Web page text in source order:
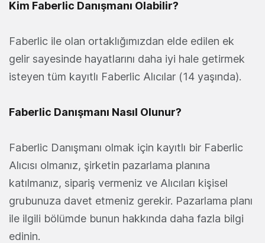
Kim Faberlic Danışmanı Olabilir?
Faberlic ile olan ortaklığımızdan elde edilen ek
gelir sayesinde hayatlarını daha iyi hale getirmek
isteyen tüm kayıtlı Faberlic Alıcılar (14 yaşında).
Faberlic Danışmanı Nasıl Olunur?
Faberlic Danışmanı olmak için kayıtlı bir Faberlic
Alıcısı olmanız, şirketin pazarlama planına
katılmanız, sipariş vermeniz ve Alıcıları kişisel
grubunuza davet etmeniz gerekir. Pazarlama planı
ile ilgili bölümde bunun hakkında daha fazla bilgi
edinin.